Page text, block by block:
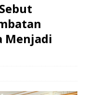
Menjadi